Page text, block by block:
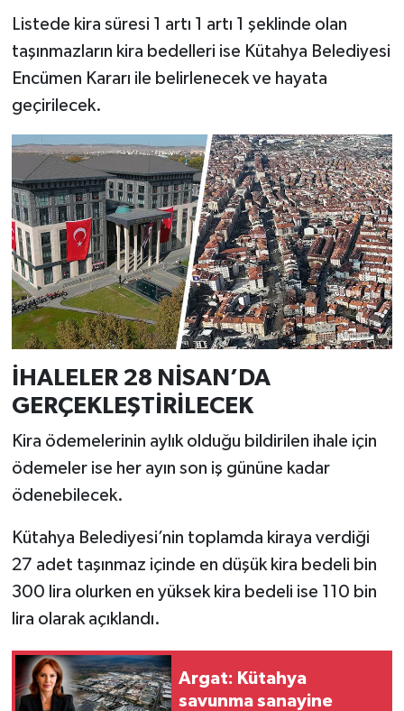
Listede kira süresi 1 artı 1 artı 1 şeklinde olan
taşınmazların kira bedelleri ise Kütahya Belediyesi
Encümen Kararı ile belirlenecek ve hayata
geçirilecek.
İHALELER 28 NİSAN’DA
GERÇEKLEŞTİRİLECEK
Kira ödemelerinin aylık olduğu bildirilen ihale için
ödemeler ise her ayın son iş gününe kadar
ödenebilecek.
Kütahya Belediyesi’nin toplamda kiraya verdiği
27 adet taşınmaz içinde en düşük kira bedeli bin
300 lira olurken en yüksek kira bedeli ise 110 bin
lira olarak açıklandı.
Argat: Kütahya
savunma sanayine
Otomobil
Pazarlar
Politika
Resmi İlan
Rüya Tabirleri
Sağlık
Şaphane
Siyaset
Tavşanlı
Teknoloji
Türkiye
Yaşam